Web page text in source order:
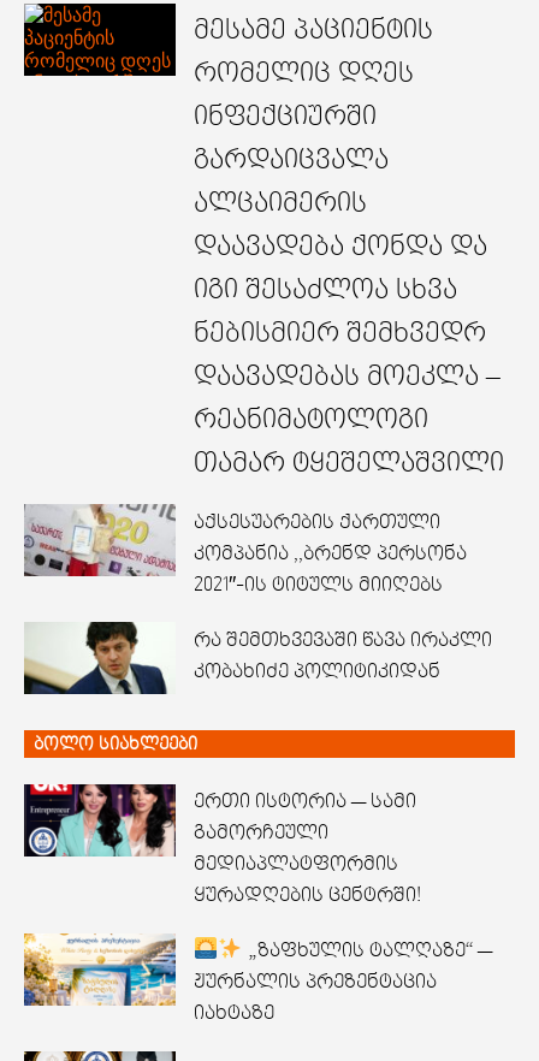
მესამე პაციენტის
რომელიც დღეს
ინფექციურში
გარდაიცვალა
ალცაიმერის
დაავადება ქონდა და
იგი შესაძლოა სხვა
ნებისმიერ შემხვედრ
დაავადებას მოეკლა –
რეანიმატოლოგი
თამარ ტყეშელაშვილი
აქსესუარების ქართული
კომპანია ,,ბრენდ პერსონა
2021″-ის ტიტულს მიიღებს
რა შემთხვევაში წავა ირაკლი
კობახიძე პოლიტიკიდან
ბოლო სიახლეები
ერთი ისტორია — სამი
გამორჩეული
მედიაპლატფორმის
ყურადღების ცენტრში!
„ზაფხულის ტალღაზე“ —
ჟურნალის პრეზენტაცია
იახტაზე